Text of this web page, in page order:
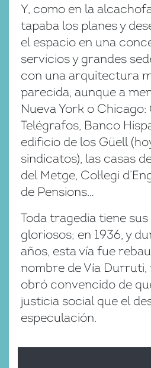
Y, como en la
tapaba los planes y
el espacio en una
servicios y grandes
con una arquitectura
parecida, aunque a
Nueva York o
Telégrafos, Banco
edificio de los Güell
sindicatos), las casas
del Metge, Col·legi
de Pensions…
Toda tragedia tiene
gloriosos; en 1936, y
años, esta vía fue
nombre de Vía
obró convencido de
justicia social que el
especulación.